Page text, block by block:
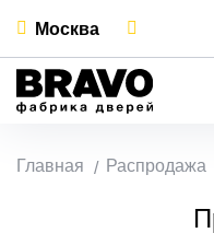
Москва
Главная Распродажа